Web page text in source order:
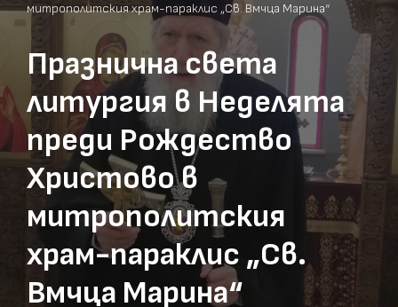
митрополитския храм-параклис „Св. Вмчца Марина“
Празнична света
литургия в Неделята
преди Рождество
Христово в
митрополитския
храм-параклис „Св.
Вмчца Марина“